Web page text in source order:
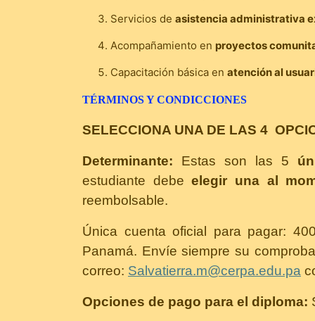
Servicios de asistencia administrativa
Acompañamiento en proyectos
Capacitación básica en atención al
TÉRMINOS Y CONDICCIONES
SELECCIONA UNA DE LAS 4
Determinante: Estas son las 5
estudiante debeelegir una al
reembolsable.
Única cuenta oficial para pagar:
Panamá. Envíe siempre su
correo: Salvatierra.m@cerpa.edu.pa
Opciones de pago para el diploma: